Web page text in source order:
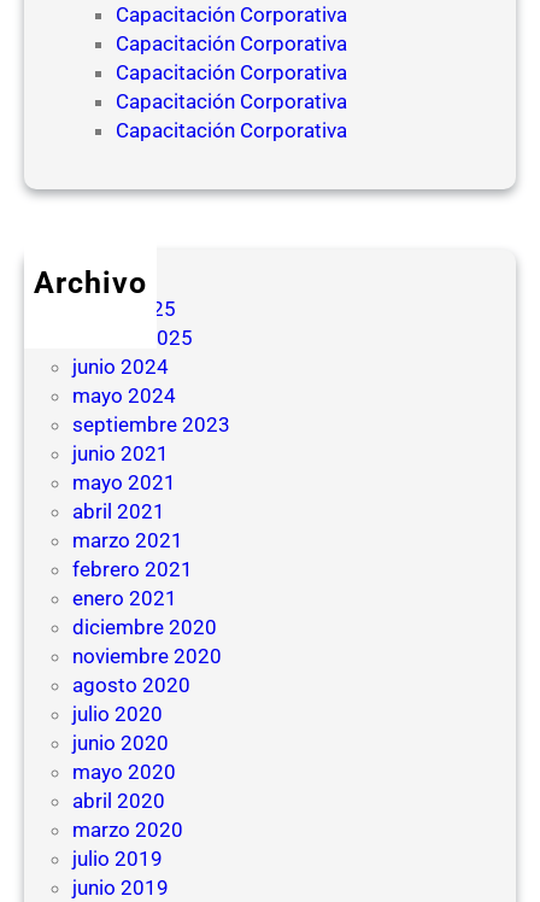
Capacitación Corporativa
Capacitación Corporativa
Capacitación Corporativa
Capacitación Corporativa
Capacitación Corporativa
Archivo
mayo 2025
febrero 2025
junio 2024
mayo 2024
septiembre 2023
junio 2021
mayo 2021
abril 2021
marzo 2021
febrero 2021
enero 2021
diciembre 2020
noviembre 2020
agosto 2020
julio 2020
junio 2020
mayo 2020
abril 2020
marzo 2020
julio 2019
junio 2019